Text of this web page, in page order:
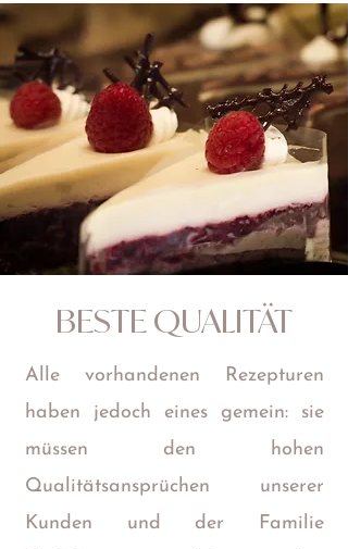
BESTE QUALITÄT
Alle vorhandenen Rezepturen
haben jedoch eines gemein: sie
müssen den hohen
Qualitätsansprüchen unserer
Kunden und der Familie